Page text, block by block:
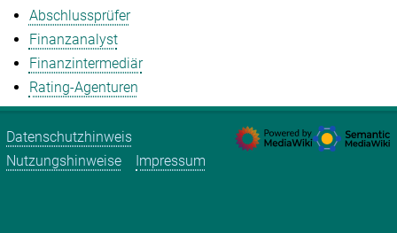
Abschlussprüfer
Finanzanalyst
Finanzintermediär
Rating-Agenturen
Datenschutzhinweis
Nutzungshinweise
Impressum